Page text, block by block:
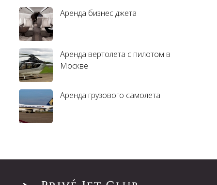
Аренда бизнес джета
Аренда вертолета с пилотом в
Москве
Аренда грузового самолета